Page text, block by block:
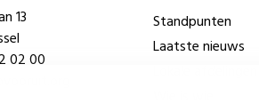
13
02 00
Standpunten
Laatste nieuws